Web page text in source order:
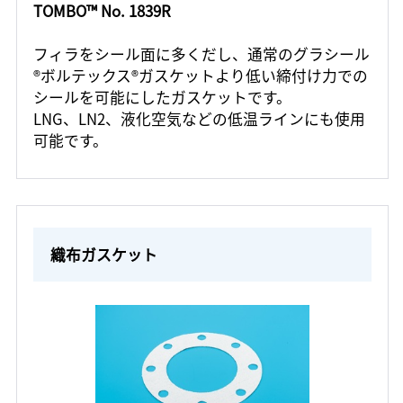
TOMBO™ No. 1839R
フィラをシール面に多くだし、通常のグラシール
®ボルテックス®ガスケットより低い締付け力での
シールを可能にしたガスケットです。
LNG、LN2、液化空気などの低温ラインにも使用
可能です。
織布ガスケット